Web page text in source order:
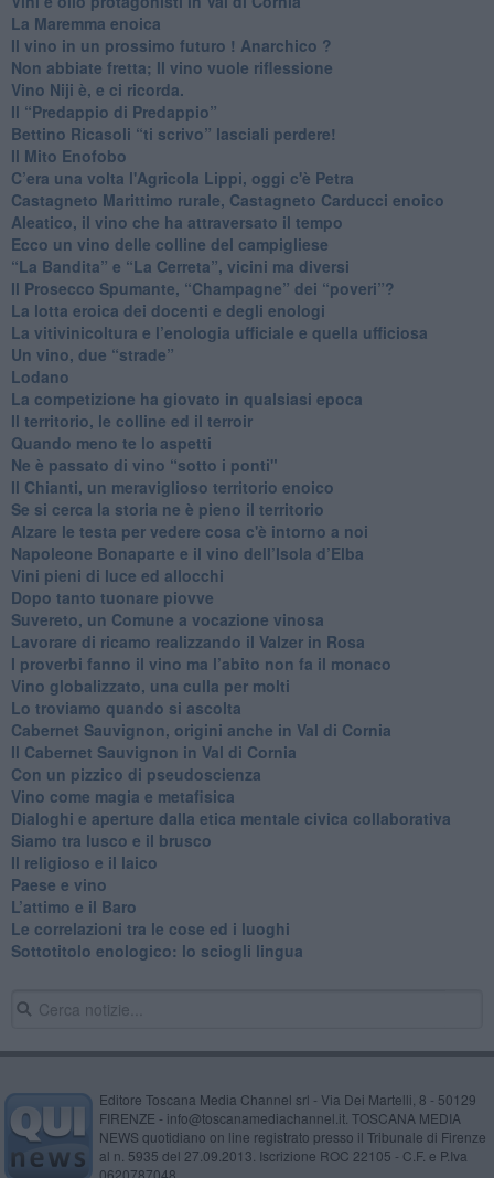
​La Maremma enoica
Il vino in un prossimo futuro ! Anarchico ?
​Non abbiate fretta; Il vino vuole riflessione
​Vino Niji è, e ci ricorda.
Il “Predappio di Predappio”
Bettino Ricasoli “ti scrivo” lasciali perdere!
Il Mito Enofobo
​C’era una volta l'Agricola Lippi, oggi c'è Petra
​Castagneto Marittimo rurale, Castagneto Carducci enoico
Aleatico, il vino che ha attraversato il tempo
Ecco un vino delle colline del campigliese
“La Bandita” e “La Cerreta”, vicini ma diversi
​Il Prosecco Spumante, “Champagne” dei “poveri”?
​La lotta eroica dei docenti e degli enologi
​La vitivinicoltura e l’enologia ufficiale e quella ufficiosa
​Un vino, due “strade”
Lodano
​La competizione ha giovato in qualsiasi epoca
Il territorio, le colline ed il terroir
Quando meno te lo aspetti
​Ne è passato di vino “sotto i ponti"
​Il Chianti, un meraviglioso territorio enoico
​Se si cerca la storia ne è pieno il territorio
Alzare le testa per vedere cosa c'è intorno a noi
​Napoleone Bonaparte e il vino dell’Isola d’Elba
Vini pieni di luce ed allocchi
Dopo tanto tuonare piovve
Suvereto, un Comune a vocazione vinosa
Lavorare di ricamo realizzando il Valzer in Rosa
​I proverbi fanno il vino ma l’abito non fa il monaco
Vino globalizzato, una culla per molti
Lo troviamo quando si ascolta
Cabernet Sauvignon, origini anche in Val di Cornia
Il Cabernet Sauvignon in Val di Cornia
Con un pizzico di pseudoscienza
​Vino come magia e metafisica
Dialoghi e aperture dalla etica mentale civica collaborativa
Siamo tra lusco e il brusco
Il religioso e il laico
​Paese e vino
L’attimo e il Baro
Le correlazioni tra le cose ed i luoghi
​Sottotitolo enologico: lo sciogli lingua
Editore Toscana Media Channel srl - Via Dei Martelli, 8 - 50129
FIRENZE - info@toscanamediachannel.it. TOSCANA MEDIA
NEWS quotidiano on line registrato presso il Tribunale di Firenze
al n. 5935 del 27.09.2013. Iscrizione ROC 22105 - C.F. e P.Iva